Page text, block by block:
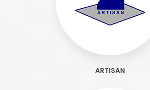
ARTISAN